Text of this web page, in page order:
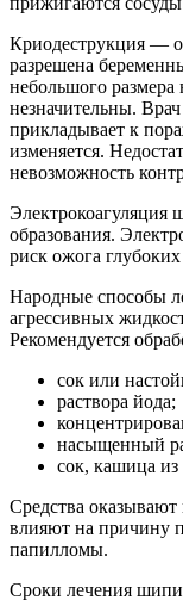
Криодеструкция —
разрешена
небольшого
незначительны.
прикладывает к
изменяется.
невозможность
Электрокоагуляция
образования.
риск ожога
Народные способы
агрессивных
Рекомендуется
сок или
раствора йода;
насыщенный
сок, кашица из
Средства оказывают
влияют на причину
папилломы.
Сроки лечения